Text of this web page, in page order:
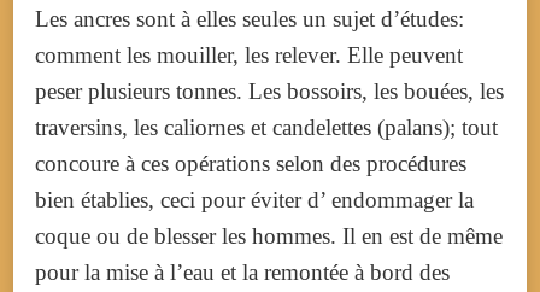
Les ancres sont à elles seules un sujet d’études:
comment les mouiller, les relever. Elle peuvent
peser plusieurs tonnes. Les bossoirs, les bouées, les
traversins, les caliornes et candelettes (palans); tout
concoure à ces opérations selon des procédures
bien établies, ceci pour éviter d’ endommager la
coque ou de blesser les hommes. Il en est de même
pour la mise à l’eau et la remontée à bord des